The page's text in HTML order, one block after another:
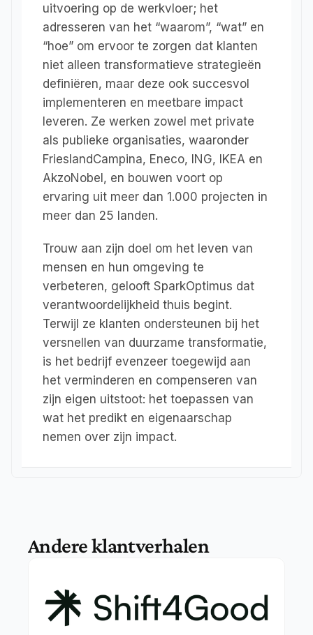
uitvoering op de werkvloer; het
adresseren van het “waarom”, “wat” en
“hoe” om ervoor te zorgen dat klanten
niet alleen transformatieve strategieën
definiëren, maar deze ook succesvol
implementeren en meetbare impact
leveren. Ze werken zowel met private
als publieke organisaties, waaronder
FrieslandCampina, Eneco, ING, IKEA en
AkzoNobel, en bouwen voort op
ervaring uit meer dan 1.000 projecten in
meer dan 25 landen.
Trouw aan zijn doel om het leven van
mensen en hun omgeving te
verbeteren, gelooft SparkOptimus dat
verantwoordelijkheid thuis begint.
Terwijl ze klanten ondersteunen bij het
versnellen van duurzame transformatie,
is het bedrijf evenzeer toegewijd aan
het verminderen en compenseren van
zijn eigen uitstoot: het toepassen van
wat het predikt en eigenaarschap
nemen over zijn impact.
Andere klantverhalen